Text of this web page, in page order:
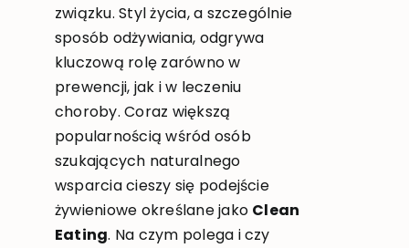
związku. Styl życia, a szczególnie
sposób odżywiania, odgrywa
kluczową rolę zarówno w
prewencji, jak i w leczeniu
choroby. Coraz większą
popularnością wśród osób
szukających naturalnego
wsparcia cieszy się podejście
żywieniowe określane jako Clean
Eating. Na czym polega i czy